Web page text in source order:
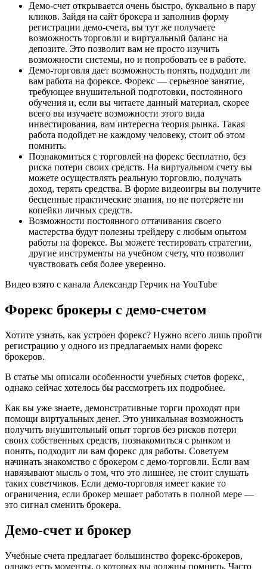
Демо-счет открывается очень быстро, буквально в пару
кликов. Зайдя на сайт брокера и заполнив форму
регистрации демо-счета, вы тут же получаете
возможность торговли и виртуальный баланс на
депозите. Это позволит вам не просто изучить
возможности системы, но и попробовать ее в работе.
Демо-торговля дает возможность понять, подходит ли
вам работа на форексе. Форекс — серьезное занятие,
требующее внушительной подготовки, постоянного
обучения и, если вы читаете данный материал, скорее
всего вы изучаете возможности этого вида
инвестирования, вам интересна теория рынка. Такая
работа подойдет не каждому человеку, стоит об этом
помнить.
Познакомиться с торговлей на форекс бесплатно, без
риска потери своих средств. На виртуальном счету вы
можете осуществлять реальную торговлю, получать
доход, терять средства. В форме видеоигры вы получите
бесценные практические знания, но не потеряете ни
копейки личных средств.
Возможности постоянного оттачивания своего
мастерства будут полезны трейдеру с любым опытом
работы на форексе. Вы можете тестировать стратегии,
другие инструменты на учебном счету, что позволит
чувствовать себя более уверенно.
Видео взято с канала Александр Герчик на YouTube
Форекс брокеры с демо-счетом
Хотите узнать, как устроен форекс? Нужно всего лишь пройти
регистрацию у одного из предлагаемых нами форекс
брокеров.
В статье мы описали особенности учебных счетов форекс,
однако сейчас хотелось бы рассмотреть их подробнее.
Как вы уже знаете, демонстративные торги проходят при
помощи виртуальных денег. Это уникальная возможность
получить внушительный опыт торгов без рисков потери
своих собственных средств, познакомиться с рынком и
понять, подходит ли вам форекс для работы. Советуем
начинать знакомство с брокером с демо-торговли. Если вам
навязывают мысль о том, что это лишнее, не стоит слушать
таких советчиков. Если демо-торговля имеет какие то
ограничения, если брокер мешает работать в полной мере —
это сигнал сменить брокера.
Демо-счет и брокер
Учебные счета предлагает большинство форекс-брокеров,
однако есть моменты, о которых вы должны помнить. Часто